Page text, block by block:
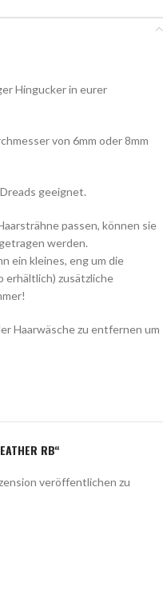
Hingucker in eurer
von 6mm oder 8mm
geeignet.
passen, können sie
werden.
ein kleines, eng um die
erhältlich) zusätzliche
Haarwäsche zu entfernen um
RB“
veröffentlichen zu